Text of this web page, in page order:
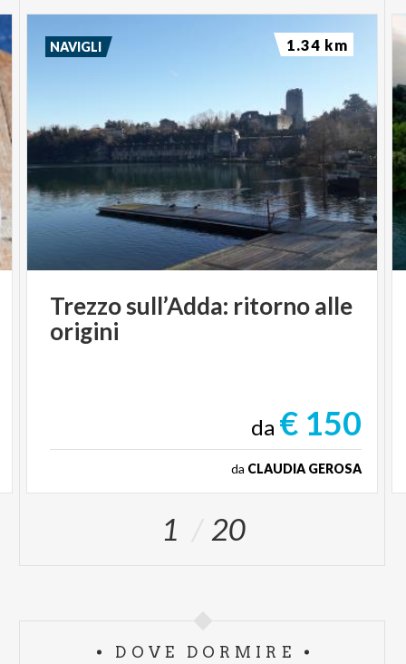
Trezzosull’Adda: ritornoalle
origini
da € 150
da CLAUDIA GEROSA
NAVIGLI 1.34 km
1 20
DOVE DORMIRE